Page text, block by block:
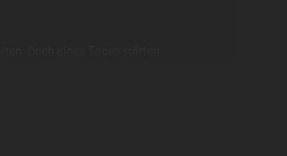
durch die Stadt zu bewegen. Er muss
warten viele Abenteuer, neue